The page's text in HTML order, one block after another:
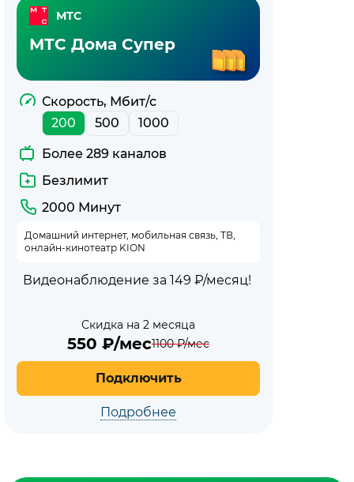
МТС
МТС Дома Супер
Скорость, Мбит/с
200
500 1000
Более 289 каналов
Безлимит
2000 Минут
Домашний интернет, мобильная связь, ТВ,
онлайн-кинотеатр KION
Видеонаблюдение за 149 ₽/месяц!
Скидка на 2 месяца
550 ₽/мес1100₽/мес
Подключить
Подробнее